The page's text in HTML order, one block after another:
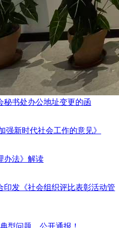
秘书处办公地址变更的函
强新时代社会工作的意见》
办法》解读
印发《社会组织评比表彰活动管
型问题，公开通报！